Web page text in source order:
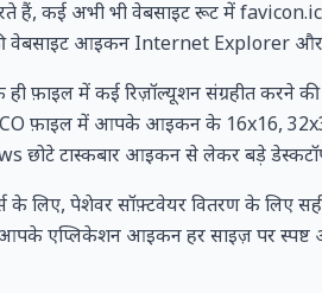
हैं, कई अभी भी वेबसाइट रूट में
आइकन Internet Explorer और
ही फ़ाइल में कई रिज़ॉल्यूशन संग्रहीत करने की
फ़ाइल में आपके आइकन के 16x16,
छोटे टास्कबार आइकन से लेकर बड़े डेस्कटॉप
के लिए, पेशेवर सॉफ़्टवेयर वितरण के लिए
आपके एप्लिकेशन आइकन हर साइज़ पर